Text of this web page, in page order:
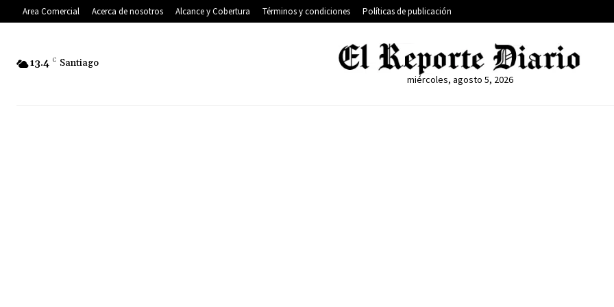
Area Comercial Acerca de nosotros Alcance y Cobertura Términos y condiciones Políticas de publicación
13.4 C Santiago
miércoles, agosto 5, 2026